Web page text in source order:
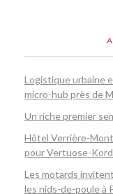
Logistique urbaine
micro-hub près de
Un riche premier
Hôtel Verrière-
pour Vertuose-
Les motards
les nids-de-poule à